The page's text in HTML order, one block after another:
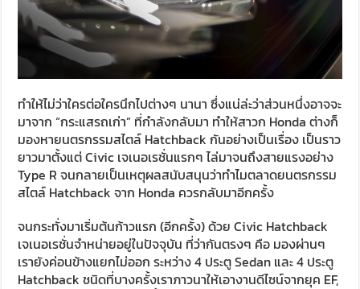
ทำให้ไม่ว่าใครต่อใครนึกไปต่างๆ นานา ซึ่งแน่ล่ะว่าส่วนหนึ่งอาจจะ
มาจาก “กระแสรถเก่า” ที่กำลังกลับมา ทำให้สาวก Honda ต่างก็
มองหายนตรกรรมสไตล์ Hatchback กันอย่างเป็นเรื่อง เป็นราว
ยาวมาตั้งแต่ Civic เจเนอเรชั่นแรกๆ ไล่มาจนถึงสายแรงอย่าง
Type R จนกลายเป็นเหตุผลสนับสนุนว่าทำไมตลาดยนตรกรรม
สไตล์ Hatchback จาก Honda ควรกลับมาอีกครั้ง
จนกระทั่งมาเริ่มต้นก้าวแรก (อีกครั้ง) ด้วย Civic Hatchback
เจเนอเรชั่นจำหน่ายอยู่ในปัจจุบัน ที่ว่ากันตรงๆ คือ มองผ่านๆ
เรายังค่อนข้างแยกไม่ออก ระหว่าง 4 ประตู Sedan และ 4 ประตู
Hatchback ชนิดที่บางครั้งเราภาวนาให้เอางานดีไซน์จากยุค EF,